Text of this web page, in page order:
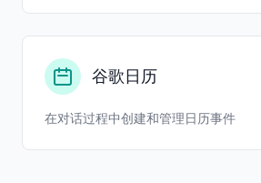
谷歌日历
在对话过程中创建和管理日历事件